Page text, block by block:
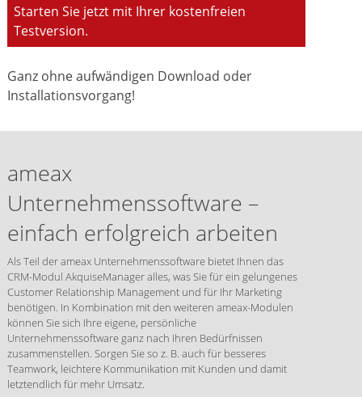
Starten Sie jetzt mit Ihrer kostenfreien
Testversion.
Ganz ohne aufwändigen Download oder
Installationsvorgang!
ameax
Unternehmenssoftware –
einfach erfolgreich arbeiten
Als Teil der ameax Unternehmenssoftware bietet Ihnen das
CRM-Modul AkquiseManager alles, was Sie für ein gelungenes
Customer Relationship Management und für Ihr Marketing
benötigen. In Kombination mit den weiteren ameax-Modulen
können Sie sich Ihre eigene, persönliche
Unternehmenssoftware ganz nach Ihren Bedürfnissen
zusammenstellen. Sorgen Sie so z. B. auch für besseres
Teamwork, leichtere Kommunikation mit Kunden und damit
letztendlich für mehr Umsatz.